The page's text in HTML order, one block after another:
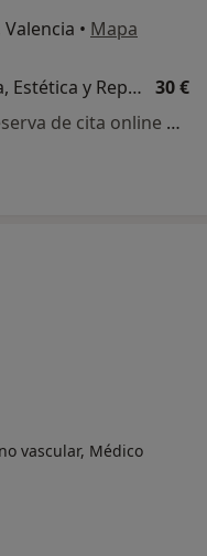
• Mapa
Primera visita Cirugía Plástica, Estética y Reparadora 30 €
Este especialista no ofrece reserva de cita online en esta dirección.
vascular, Médico